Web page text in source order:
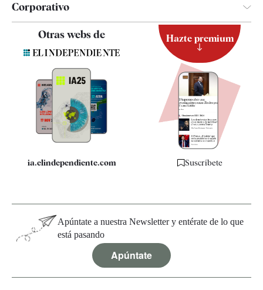
Corporativo
Contacto
Quiénes somos
Especificaciones
Otras webs de
ia.elindependiente.com
Hazte premium
Suscríbete
Apúntate a nuestra Newsletter y entérate de lo que
está pasando
Apúntate